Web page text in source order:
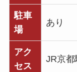
駐車
場
あり
アク
セス
JR京